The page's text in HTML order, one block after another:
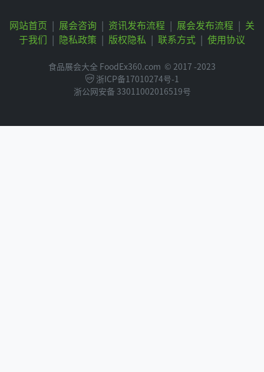
网站首页 | 展会咨询 | 资讯发布流程 | 展会发布流程 | 关
于我们 | 隐私政策 | 版权隐私 | 联系方式 | 使用协议
食品展会大全 FoodEx360.com © 2017 -2023
浙ICP备17010274号-1
浙公网安备 33011002016519号